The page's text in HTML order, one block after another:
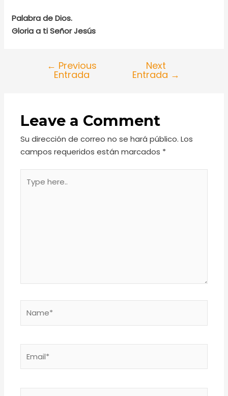
Palabra de Dios.
Gloria a ti Señor Jesús
← Previous
Entrada
Next
Entrada →
Leave a Comment
Su dirección de correo no se hará público. Los
campos requeridos están marcados *
here..